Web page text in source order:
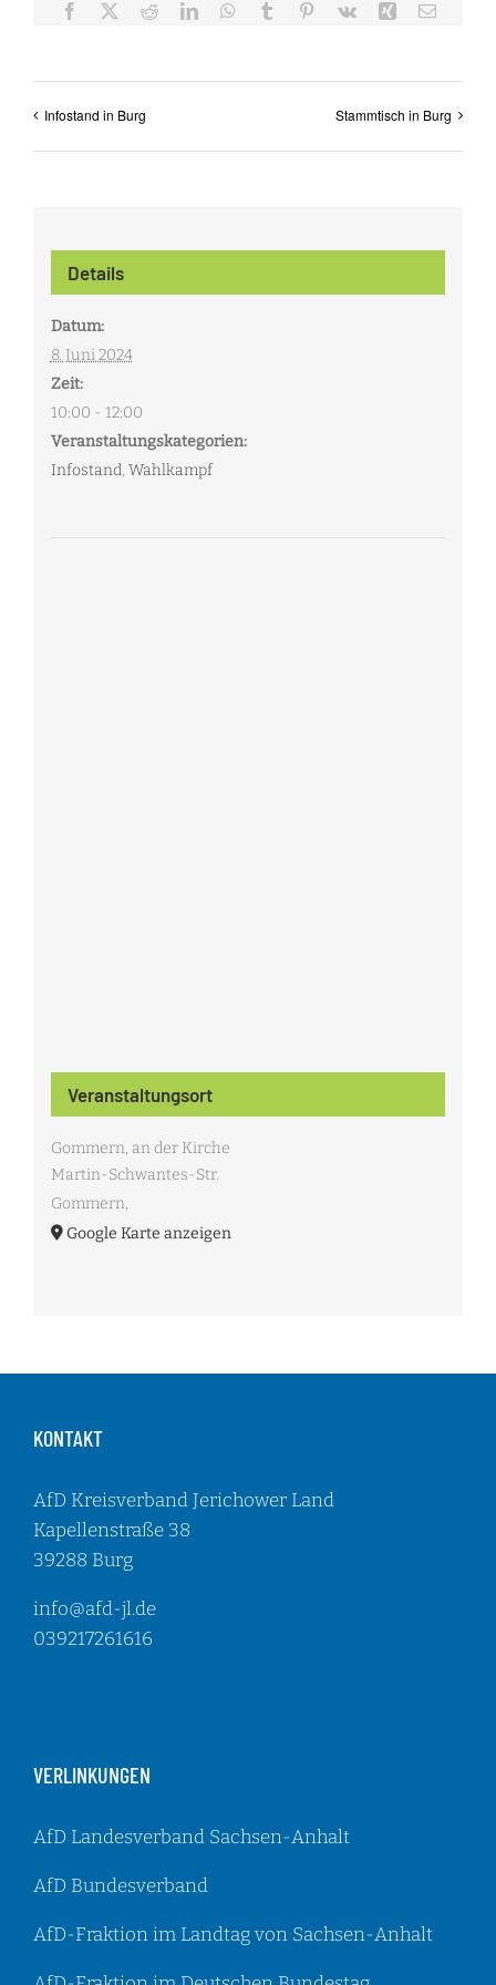
Facebook RedditLinkedInWhatsApp
Tumblr Pinterest
Vk Xing E-
Infostand in Burg Stammtisch in Burg
Details
Datum:
8. Juni 2024
Zeit:
10:00 - 12:00
Veranstaltungskategorien:
Infostand, Wahlkampf
Veranstaltungsort
Gommern, an der Kirche
Martin-Schwantes-Str.
Gommern,
Google Karte anzeigen
KONTAKT
AfD Kreisverband Jerichower Land
Kapellenstraße 38
39288 Burg
info@afd-jl.de
039217261616
VERLINKUNGEN
AfD Landesverband Sachsen-Anhalt
AfD Bundesverband
AfD-Fraktion im Landtag von Sachsen-Anhalt